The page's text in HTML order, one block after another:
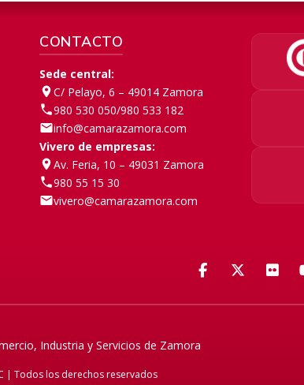
CONTACTO
Sede central:
C/ Pelayo, 6 – 49014 Zamora
980 530 050/980 533 182
info@camarazamora.com
Vivero de empresas:
Av. Feria, 10 – 49031 Zamora
980 55 15 30
vivero@camarazamora.com
Facebook
X
Industria y Servicios de Zamora
| Todos los derechos reservados